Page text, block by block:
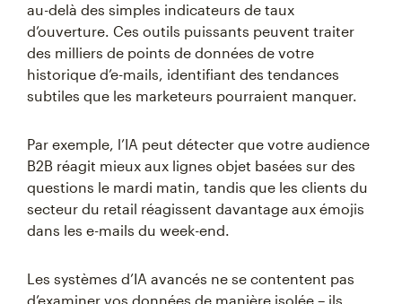
au-delà des simples indicateurs de taux
d’ouverture. Ces outils puissants peuvent traiter
des milliers de points de données de votre
historique d’e-mails, identifiant des tendances
subtiles que les marketeurs pourraient manquer.
Par exemple, l’IA peut détecter que votre audience
B2B réagit mieux aux lignes objet basées sur des
questions le mardi matin, tandis que les clients du
secteur du retail réagissent davantage aux émojis
dans les e-mails du week-end.
Les systèmes d’IA avancés ne se contentent pas
d’examiner vos données de manière isolée – ils